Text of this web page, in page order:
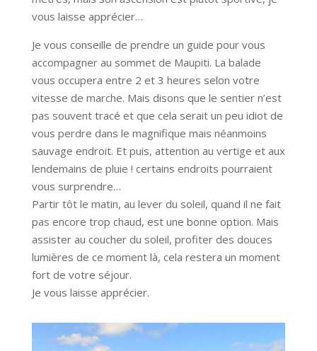
vous laisse apprécier…
Je vous conseille de prendre un guide pour vous
accompagner au sommet de Maupiti. La balade
vous occupera entre 2 et 3 heures selon votre
vitesse de marche. Mais disons que le sentier n’est
pas souvent tracé et que cela serait un peu idiot de
vous perdre dans le magnifique mais néanmoins
sauvage endroit. Et puis, attention au vertige et aux
lendemains de pluie ! certains endroits pourraient
vous surprendre…
Partir tôt le matin, au lever du soleil, quand il ne fait
pas encore trop chaud, est une bonne option. Mais
assister au coucher du soleil, profiter des douces
lumières de ce moment là, cela restera un moment
fort de votre séjour.
Je vous laisse apprécier.